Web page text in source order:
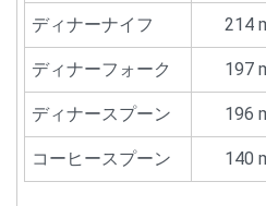
ディナーナイフ 214
ディナーフォーク 197
ディナースプーン 196
コーヒースプーン 140